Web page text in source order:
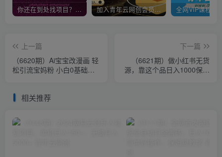
你还在到处找项目？还在当韭菜？我靠卖项目一个月收入5万+，曾经我也是个失败者。 加入青年云网创会员，全站资源免费学习。加入高级合伙人，推广日入1000+
上一篇
（6620期）Ai宝宝改漫画 轻
松引流宝妈粉 小白0基础易
下一篇
（6621期）做小红书无货
源，靠这个品日入1000保姆
相关推荐